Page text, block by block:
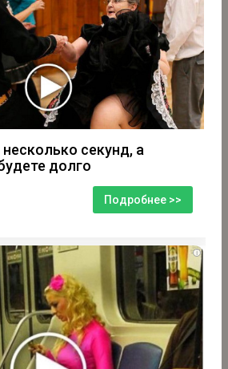
секунд, а
долго
Подробнее >>
i